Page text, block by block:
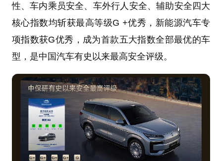
性、车内乘员安全、车外行人安全、辅助安全四大
核心指数均斩获最高等级G +优秀，新能源汽车专
项指数获G优秀，成为首款五大指数全部最优的车
型，是中国汽车有史以来最高安全评级。